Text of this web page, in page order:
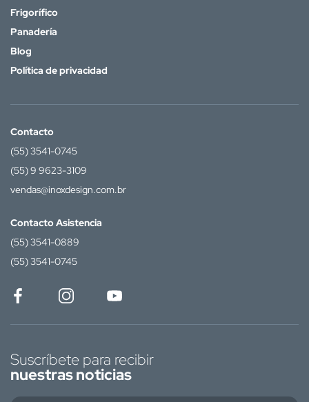
Frigorífico
Panadería
Blog
Política de privacidad
Contacto
(55) 3541-0745
(55) 9 9623-3109
vendas@inoxdesign.com.br
Contacto Asistencia
(55) 3541-0889
(55) 3541-0745
Suscríbete para recibir
nuestras noticias